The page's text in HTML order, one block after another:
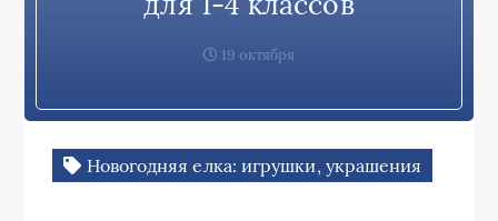
19 октября
Новогодняя елка: игрушки, украшения